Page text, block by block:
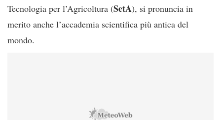
Tecnologia per l’Agricoltura (SetA), si pronuncia in
merito anche l’accademia scientifica più antica del
mondo.